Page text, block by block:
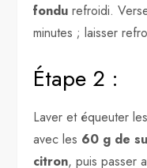
fondu refroidi.
minutes ; laisser
Étape 2 :
Laver et équeuter
avec les 60 g de
citron, puis passer